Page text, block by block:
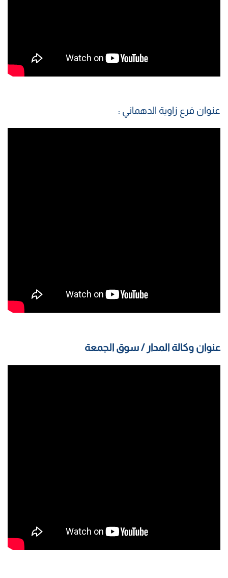
عنوان فرع زاوية الدهماني :
عنوان وكالة المدار / سوق الجمعة